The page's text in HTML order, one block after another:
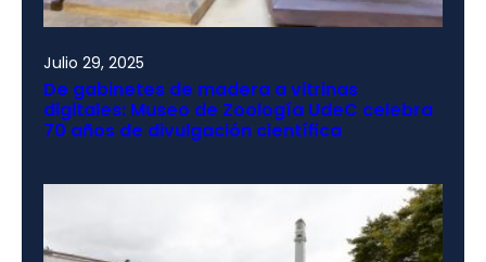
Julio 29, 2025
De gabinetes de madera a vitrinas
digitales: Museo de Zoología UdeC celebra
70 años de divulgación científica